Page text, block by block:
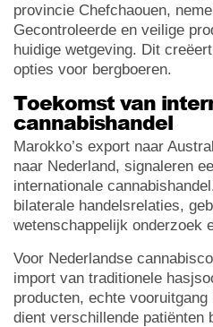
provincie Chefchaouen,
Gecontroleerde en veilige
huidige wetgeving. Dit
opties voor bergboeren.
Toekomst van
cannabishandel
Marokko’s export naar
naar Nederland, signaleren
internationale
bilaterale handelsrelaties,
wetenschappelijk onderzoek
Voor Nederlandse
import van traditionele
producten, echte
dient verschillende patiënten